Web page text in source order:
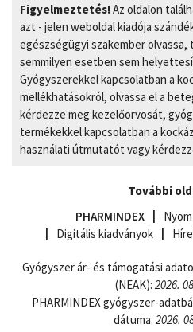
Figyelmeztetés!Az oldalon
azt - jelen weboldal kiadója
egészségügyi szakember
semmilyen esetben sem
Gyógyszerekkel kapcsolatban a
mellékhatásokról, olvassa el a
kérdezze meg kezelőorvosát,
termékekkel kapcsolatban a
használati útmutatót vagy
További
PHARMINDEX
Digitális kiadványok
Gyógyszer ár- és támogatási
(NEAK): 2026.
PHARMINDEX gyógyszer-
dátuma: 2026.